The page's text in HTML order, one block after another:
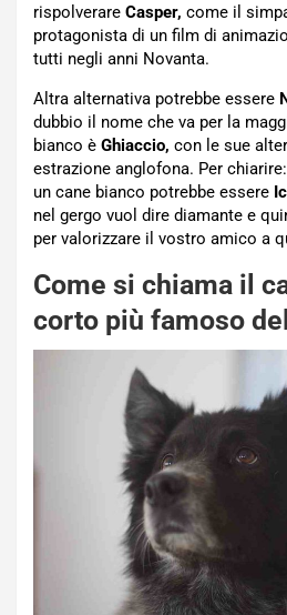
rispolverare Casper, come il
protagonista di un film di
tutti negli anni Novanta.
Altra alternativa potrebbe essere
dubbio il nome che va per la
bianco è Ghiaccio, con le sue
estrazione anglofona. Per
un cane bianco potrebbe essere
nel gergo vuol dire diamante e
per valorizzare il vostro amico a
Come si chiama il
corto più famoso